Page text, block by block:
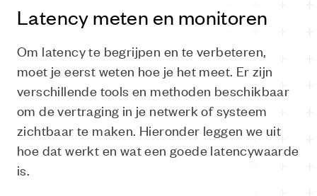
Latency meten en monitoren
Om latency te begrijpen en te verbeteren,
moet je eerst weten hoe je het meet. Er zijn
verschillende tools en methoden beschikbaar
om de vertraging in je netwerk of systeem
zichtbaar te maken. Hieronder leggen we uit
hoe dat werkt en wat een goede latencywaarde
is.